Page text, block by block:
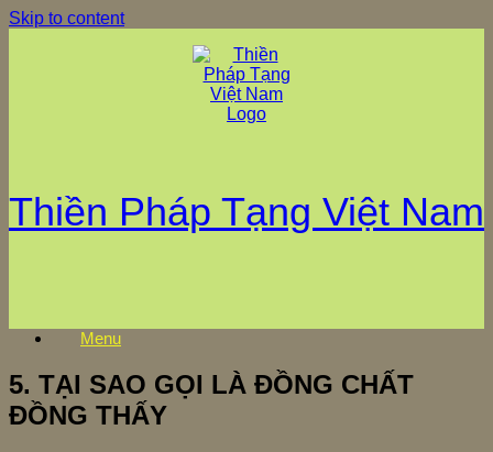
Skip to content
Thiền Pháp Tạng Việt Nam
Menu
5. TẠI SAO GỌI LÀ ĐỒNG CHẤT
ĐỒNG THẤY